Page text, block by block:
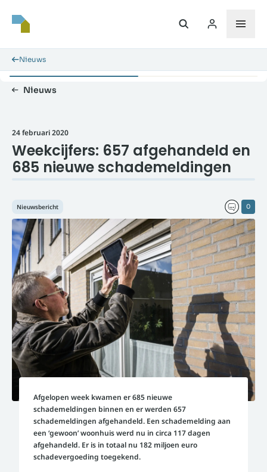
Nieuws
Nieuws
24 februari 2020
Weekcijfers: 657 afgehandeld en
685 nieuwe schademeldingen
0
Nieuwsbericht
Afgelopen week kwamen er 685 nieuwe
schademeldingen binnen en er werden 657
schademeldingen afgehandeld. Een schademelding aan
een ‘gewoon’ woonhuis werd nu in circa 117 dagen
afgehandeld. Er is in totaal nu 182 miljoen euro
schadevergoeding toegekend.